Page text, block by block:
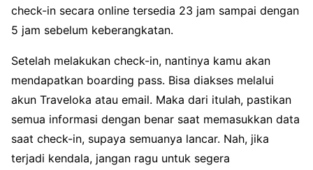
check-in secara online tersedia 23 jam sampai dengan
5 jam sebelum keberangkatan.
Setelah melakukan check-in, nantinya kamu akan
mendapatkan boarding pass. Bisa diakses melalui
akun Traveloka atau email. Maka dari itulah, pastikan
semua informasi dengan benar saat memasukkan data
saat check-in, supaya semuanya lancar. Nah, jika
terjadi kendala, jangan ragu untuk segera